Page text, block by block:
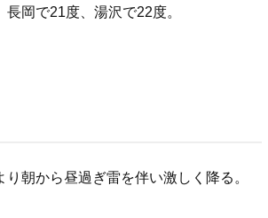
長岡で21度、湯沢で22度。
り朝から昼過ぎ雷を伴い激しく降る。